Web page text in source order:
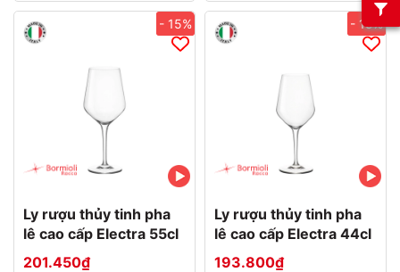
- 15%
Ly rượu thủy tinh pha
lê cao cấp Electra 55cl
201.450₫
- 15%
Ly rượu thủy tinh pha
lê cao cấp Electra 44cl
193.800₫